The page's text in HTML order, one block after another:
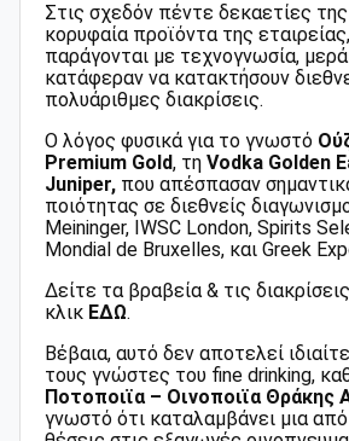
Στις σχεδόν πέντε δεκαετίες
κορυφαία προϊόντα της
παράγονται με τεχνογνωσία,
κατάφεραν να κατακτήσουν
πολυάριθμες διακρίσεις.
Ο λόγος φυσικά για το γνωστό
Premium Gold, τη Vodka Golden
Juniper, που απέσπασαν
ποιότητας σε διεθνείς
Meininger, IWSC London, Spirits
Mondial de Bruxelles, και Greek
Δείτε τα βραβεία & τις
κλικ ΕΔΩ.
Βέβαια, αυτό δεν αποτελεί
τους γνώστες του fine drinking,
Ποτοποιϊα – Οινοποιϊα Θράκης
γνωστό ότι καταλαμβάνει μια